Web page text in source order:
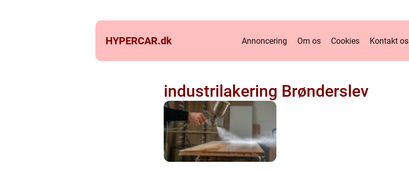
HYPERCAR.dk Annoncering Om os Cookies Kontakt os
industrilakering Brønderslev